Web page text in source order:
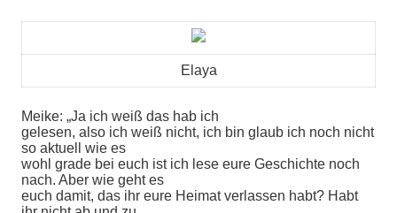
Elaya
Meike: „Ja ich weiß das hab ich
gelesen, also ich weiß nicht, ich bin glaub ich noch nicht
so aktuell wie es
wohl grade bei euch ist ich lese eure Geschichte noch
nach. Aber wie geht es
euch damit, das ihr eure Heimat verlassen habt? Habt